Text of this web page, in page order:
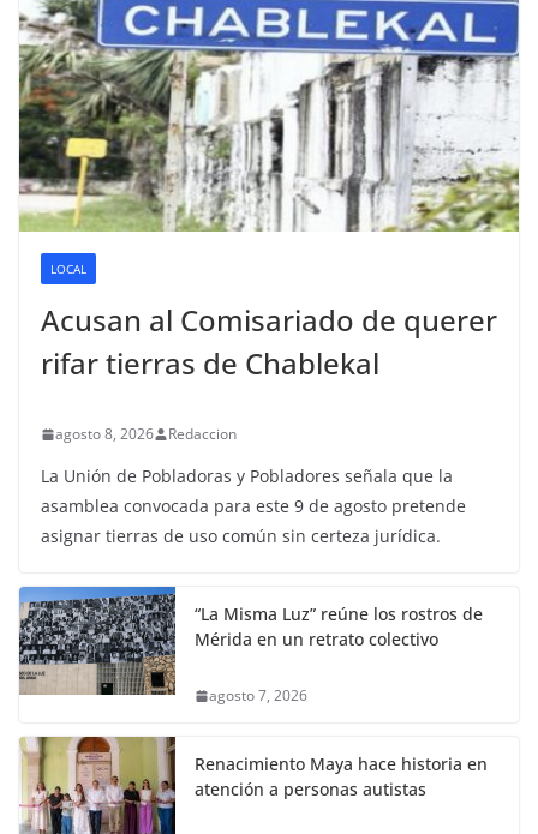
LOCAL
Acusan al Comisariado de querer
rifar tierras de Chablekal
agosto 8, 2026 Redaccion
La Unión de Pobladoras y Pobladores señala que la
asamblea convocada para este 9 de agosto pretende
asignar tierras de uso común sin certeza jurídica.
“La Misma Luz” reúne los rostros de
Mérida en un retrato colectivo
agosto 7, 2026
Renacimiento Maya hace historia en
atención a personas autistas